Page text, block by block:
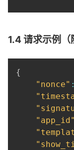
1.4 请求示例（
{
"nonce" :
"app_id"